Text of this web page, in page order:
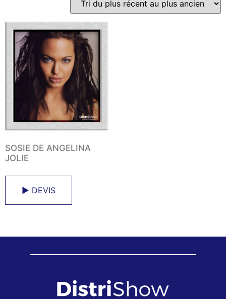
SOSIE DE ANGELINA
JOLIE
► DEVIS